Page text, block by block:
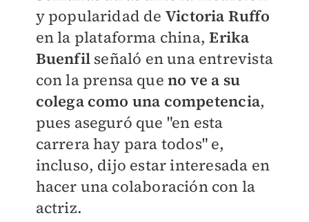
y popularidad de Victoria Ruffo
en la plataforma china, Erika
Buenfilseñaló en una entrevista
con la prensa queno ve a su
colega como una competencia,
pues aseguró que "en esta
carrera hay para todos" e,
incluso, dijo estar interesada en
hacer una colaboración con la
actriz.